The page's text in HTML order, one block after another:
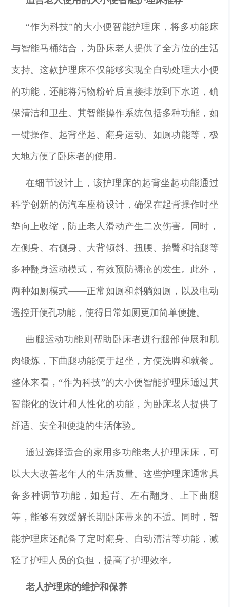
“作为科技”的大小便智能护理床，将多功能床
与智能马桶结合，为卧床老人提供了全方位的生活
支持。这款护理床不仅能够实现全自动处理大小便
的功能，还能将污物粉碎后直接排放到下水道，确
保清洁和卫生。其智能操作系统包括多种功能，如
一键操作、起背坐起、翻身运动、如厕功能等，极
大地方便了卧床者的使用。
在细节设计上，该护理床的起背坐起功能通过
科学创新的仿汽车座椅设计，确保在起背操作时坐
垫向上收缩，防止老人滑动产生二次伤害。同时，
左侧身、右侧身、大背倾斜、扭腰、抬臀和抬腿等
多种翻身运动模式，有效预防褥疮的发生。此外，
两种如厕模式——正常如厕和斜躺如厕，以及电动
遥控开便孔功能，使得日常如厕更加简单便捷。
曲腿运动功能则帮助卧床者进行腿部伸展和肌
肉锻炼，下曲腿功能便于起坐，方便洗脚和就餐。
整体来看，“作为科技”的大小便智能护理床通过其
智能化的设计和人性化的功能，为卧床老人提供了
舒适、安全和便捷的生活体验。
通过选择适合的家用多功能老人护理床床，可
以大大改善老年人的生活质量。这些护理床通常具
备多种调节功能，如起背、左右翻身、上下曲腿
等，能够有效缓解长期卧床带来的不适。同时，智
能护理床还配备了定时翻身、自动清洁等功能，减
轻了护理人员的负担，提高了护理效率。
老人护理床的维护和保养